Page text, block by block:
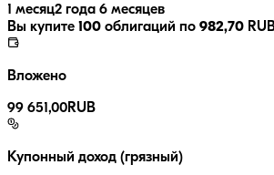
1 месяц2 года 6 месяцев
Вы купите 100 облигаций по 982,70
Вложено
99 651,00RUB
Купонный доход (грязный)